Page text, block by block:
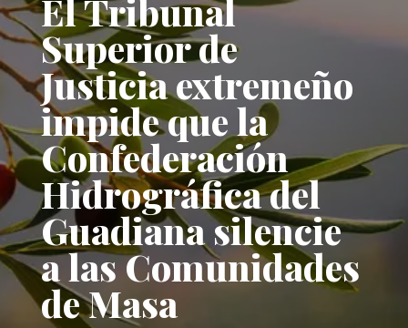
El Tribunal
Superior de
Justicia extremeño
impide que la
Confederación
Hidrográfica del
Guadiana silencie
a las Comunidades
de Masa